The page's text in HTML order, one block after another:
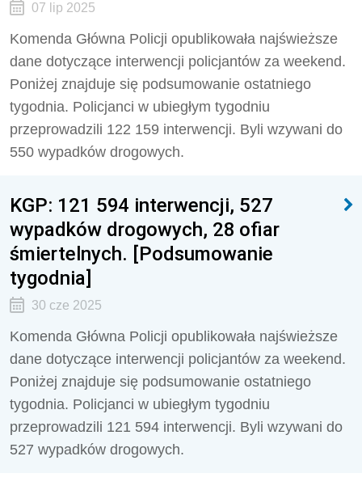
07 lip 2025
Komenda Główna Policji opublikowała najświeższe
dane dotyczące interwencji policjantów za weekend.
Poniżej znajduje się podsumowanie ostatniego
tygodnia. Policjanci w ubiegłym tygodniu
przeprowadzili 122 159 interwencji. Byli wzywani do
550 wypadków drogowych.
KGP: 121 594 interwencji, 527
wypadków drogowych, 28 ofiar
śmiertelnych. [Podsumowanie
tygodnia]
30 cze 2025
Komenda Główna Policji opublikowała najświeższe
dane dotyczące interwencji policjantów za weekend.
Poniżej znajduje się podsumowanie ostatniego
tygodnia. Policjanci w ubiegłym tygodniu
przeprowadzili 121 594 interwencji. Byli wzywani do
527 wypadków drogowych.